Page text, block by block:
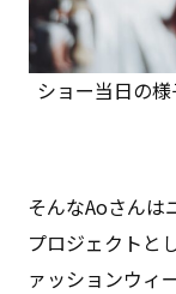
ショー当日の
そんなAoさんは
プロジェクトと
ァッションウィ